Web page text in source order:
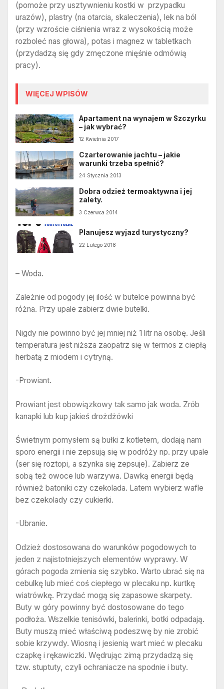
(pomoże przy usztywnieniu kostki w przypadku
urazów), plastry (na otarcia, skaleczenia), lek na ból
(przy wzroście ciśnienia wraz z wysokością może
rozboleć nas głowa), potas i magnez w tabletkach
(przydadzą się gdy zmęczone mięśnie odmówią
pracy).
WIĘCEJ WPISÓW
Apartament na wynajem w Szczyrku
– jak wybrać?
12 Kwietnia 2017
Czarterowanie jachtu – jakie
warunki trzeba spełnić?
24 Stycznia 2013
Dobra odzież termoaktywna i jej
zalety.
3 Czerwca 2014
Planujesz wyjazd turystyczny?
22 Lutego 2018
– Woda.
Zależnie od pogody jej ilość w butelce powinna być
różna. Przy upale zabierz dwie butelki.
Nigdy nie powinno być jej mniej niż 1 litr na osobę. Jeśli
temperatura jest niższa zaopatrz się w termos z ciepłą
herbatą z miodem i cytryną.
-Prowiant.
Prowiant jest obowiązkowy tak samo jak woda. Zrób
kanapki lub kup jakieś drożdżówki
Świetnym pomysłem są bułki z kotletem, dodają nam
sporo energii i nie zepsują się w podróży np. przy upale
(ser się roztopi, a szynka się zepsuje). Zabierz ze
sobą też owoce lub warzywa. Dawką energii będą
również batoniki czy czekolada. Latem wybierz wafle
bez czekolady czy cukierki.
-Ubranie.
Odzież dostosowana do warunków pogodowych to
jeden z najistotniejszych elementów wyprawy. W
górach pogoda zmienia się szybko. Warto ubrać się na
cebulkę lub mieć coś ciepłego w plecaku np. kurtkę
wiatrówkę. Przydać mogą się zapasowe skarpety.
Buty w góry powinny być dostosowane do tego
podłoża. Wszelkie tenisówki, balerinki, botki odpadają.
Buty muszą mieć właściwą podeszwę by nie zrobić
sobie krzywdy. Wiosną i jesienią wart mieć w plecaku
czapkę i rękawiczki. Wędrując zimą przydadzą się
tzw. stuptuty, czyli ochraniacze na spodnie i buty.